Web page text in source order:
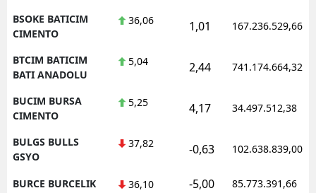
BSOKE BATICIM
CIMENTO
36,06 1,01 167.236.529,66
BTCIM BATICIM
BATI ANADOLU
5,04 2,44 741.174.664,32
BUCIM BURSA
CIMENTO
5,25 4,17 34.497.512,38
BULGS BULLS
GSYO
37,82 -0,63 102.638.839,00
BURCE BURCELIK 36,10 -5,00 85.773.391,66